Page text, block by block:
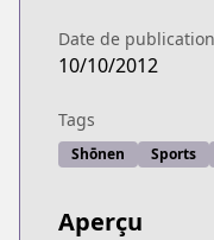
Date de publication
10/10/2012
Tags
Shōnen Sports
Aperçu